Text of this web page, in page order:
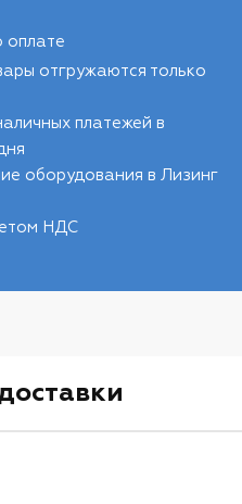
оплате
отгружаются только
платежей в
оборудования в Лизинг
НДС